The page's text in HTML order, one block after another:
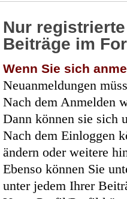
Nur
Beiträge im
Wenn Sie sich
Neuanmeldungen
Nach dem Anmelden
Dann können sie sich
Nach dem Einloggen
ändern oder weitere
Ebenso können Sie
unter jedem Ihrer